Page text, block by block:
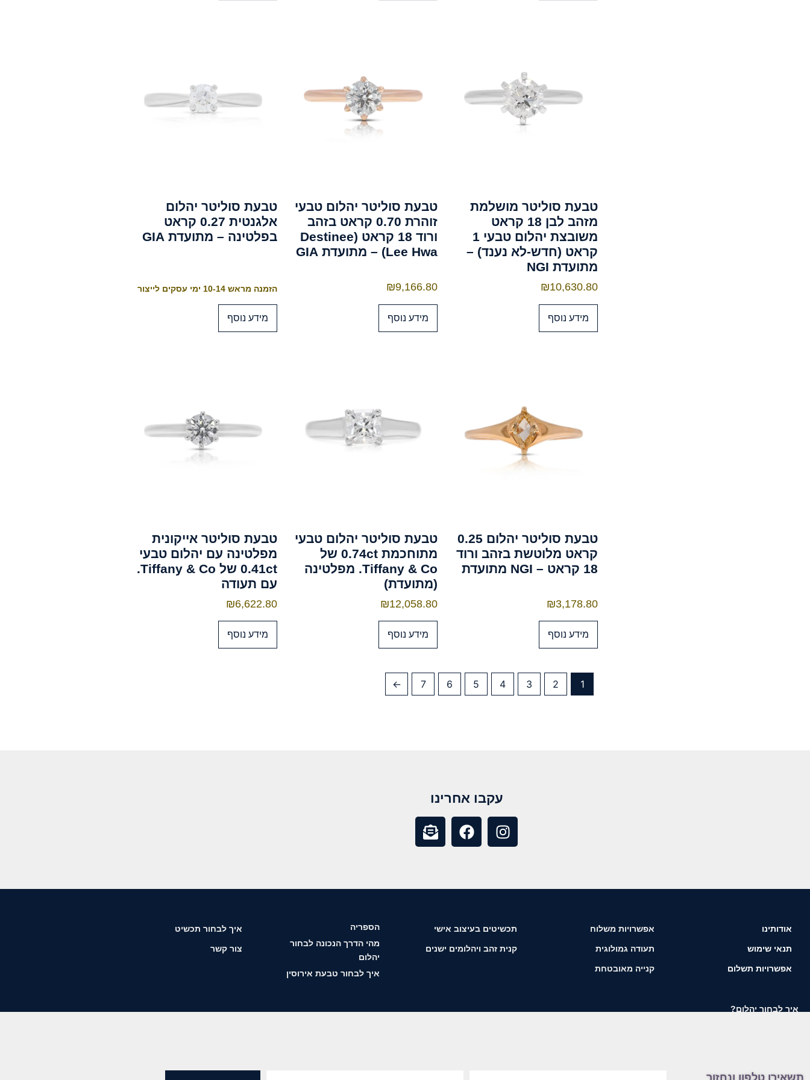
טבעת סוליטר מושלמת
מזהב לבן 18 קראט
משובצת יהלום טבעי 1
קראט (חדש-לא נענד) –
מתועדת NGI
₪10,630.80
מידע נוסף
טבעת סוליטר יהלום טבעי
זוהרת 0.70 קראט בזהב
ורוד 18 קראט (Destinee
Lee Hwa) – מתועדת GIA
₪9,166.80
מידע נוסף
טבעת סוליטר יהלום
אלגנטית 0.27 קראט
בפלטינה – מתועדת GIA
הזמנה מראש 10-14 ימי עסקים לייצור
מידע נוסף
טבעת סוליטר יהלום 0.25
קראט מלוטשת בזהב ורוד
18 קראט – NGI מתועדת
₪3,178.80
מידע נוסף
טבעת סוליטר יהלום טבעי
מתוחכמת 0.74ct של
Tiffany & Co. מפלטינה
(מתועדת)
₪12,058.80
מידע נוסף
טבעת סוליטר אייקונית
מפלטינה עם יהלום טבעי
0.41ct של Tiffany & Co.
עם תעודה
₪6,622.80
מידע נוסף
1
2
3
4
5
6
7
←
עקבו אחרינו
אודותינו
תנאי שימוש
אפשרויות תשלום
אפשרויות משלוח
תעודה גמולוגית
קנייה מאובטחת
תכשיטים בעיצוב אישי
קנית זהב ויהלומים ישנים
הספריה
מהי הדרך הנכונה לבחור
יהלום
איך לבחור טבעת אירוסין
איך לבחור תכשיט
צור קשר
איך לבחור יהלום?
תשאירו טלפון ונחזור